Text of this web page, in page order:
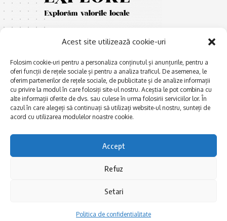
Acest site utilizează cookie-uri
Folosim cookie-uri pentru a personaliza conținutul și anunțurile, pentru a
oferi funcții de rețele sociale și pentru a analiza traficul. De asemenea, le
oferim partenerilor de rețele sociale, de publicitate și de analize informații
cu privire la modul în care folosiți site-ul nostru. Aceștia le pot combina cu
alte informații oferite de dvs. sau culese în urma folosirii serviciilor lor. În
cazul în care alegeți să continuați să utilizați website-ul nostru, sunteți de
acord cu utilizarea modulelor noastre cookie.
Accept
Refuz
Setari
Politica de confidentialitate
E xplorăm Dobrogea,
Explorăm valorile locale:
Deltă, Litoral, cele mai mari
lacuri, cele mai vechi orașe,
Afaceri și meșteșuguri
Actualitate
Dobrogea PE BUNE
La Drum cu Ada